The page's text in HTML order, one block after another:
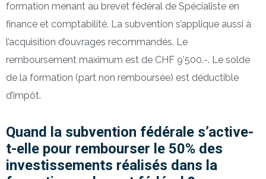
formation menant au brevet fédéral de Spécialiste en
finance et comptabilité. La subvention s’applique aussi à
l’acquisition d’ouvrages recommandés. Le
remboursement maximum est de CHF 9’500.-. Le solde
de la formation (part non remboursée) est déductible
d’impôt.
Quand la subvention fédérale s’active-
t-elle pour rembourser le 50% des
investissements réalisés dans la